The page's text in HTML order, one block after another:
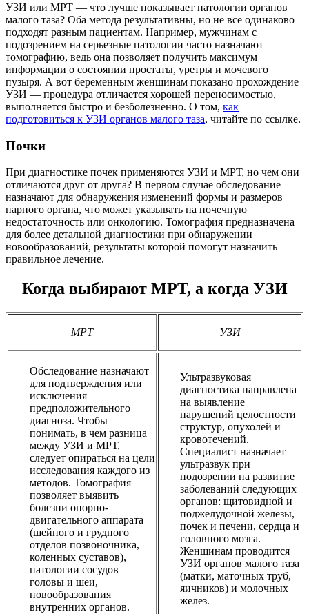
УЗИ или МРТ — что лучше показывает патологии органов
малого таза? Оба метода результативны, но не все одинаково
подходят разным пациентам. Например, мужчинам с
подозрением на серьезные патологии часто назначают
томографию, ведь она позволяет получить максимум
информации о состоянии простаты, уретры и мочевого
пузыря. А вот беременным женщинам показано прохождение
УЗИ — процедура отличается хорошей переносимостью,
выполняется быстро и безболезненно. О том, как
подготовиться к УЗИ органов малого таза, читайте по ссылке.
Почки
При диагностике почек применяются УЗИ и МРТ, но чем они
отличаются друг от друга? В первом случае обследование
назначают для обнаружения изменений формы и размеров
парного органа, что может указывать на почечную
недостаточность или онкологию. Томография предназначена
для более детальной диагностики при обнаружении
новообразований, результаты которой помогут назначить
правильное лечение.
Когда выбирают МРТ, а когда УЗИ
МРТ УЗИ
Обследование назначают
для подтверждения или
исключения
предположительного
диагноза. Чтобы
понимать, в чем разница
между УЗИ и МРТ,
следует опираться на цели
исследования каждого из
методов. Томография
позволяет выявить
болезни опорно-
двигательного аппарата
(шейного и грудного
отделов позвоночника,
коленных суставов),
патологии сосудов
головы и шеи,
новообразования
внутренних органов.
Ультразвуковая
диагностика направлена
на выявление
нарушений целостности
структур, опухолей и
кровотечений.
Специалист назначает
ультразвук при
подозрении на развитие
заболеваний следующих
органов: щитовидной и
поджелудочной железы,
почек и печени, сердца и
головного мозга.
Женщинам проводится
УЗИ органов малого таза
(матки, маточных труб,
яичников) и молочных
желез.